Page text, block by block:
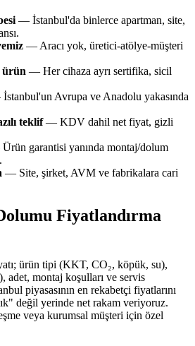
— İstanbul'da binlerce apartman, site,
— Aracı yok, üretici-atölye-müşteri
ürün — Her cihaza ayrı sertifika, sicil
Avrupa ve Anadolu yakasında
teklif— KDV dahil net fiyat, gizli
garantisi yanında montaj/dolum
— Site, şirket, AVM ve fabrikalara cari
Fiyatlandırma
ürün tipi (KKT, CO₂, köpük, su),
adet, montaj koşulları ve servis
piyasasının en rekabetçi fiyatlarını
değil yerinde net rakam veriyoruz.
veya kurumsal müşteri için özel